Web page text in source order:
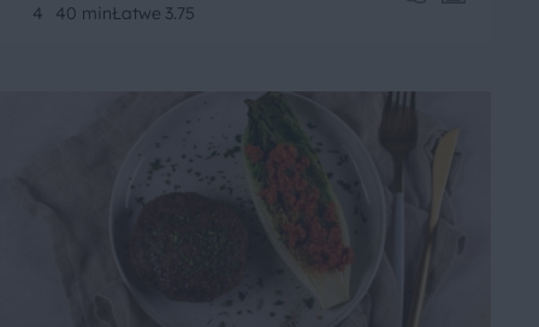
4 40 minŁatwe 3.75